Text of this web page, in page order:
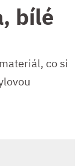
bílé
co si